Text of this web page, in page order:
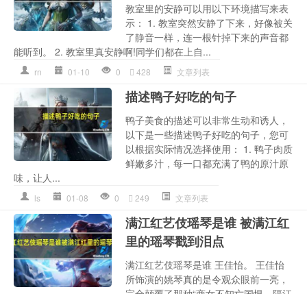
教室里的安静可以用以下环境描写来表
示： 1. 教室突然安静了下来，好像被关
了静音一样，连一根针掉下来的声音都
能听到。 2. 教室里真安静啊!同学们都在上自...
rn 01-10 0 428 文章列表
描述鸭子好吃的句子
鸭子美食的描述可以非常生动和诱人，
以下是一些描述鸭子好吃的句子，您可
以根据实际情况选择使用： 1. 鸭子肉质
鲜嫩多汁，每一口都充满了鸭的原汁原
味，让人...
ls 01-08 0 249 文章列表
满江红艺伎瑶琴是谁 被满江红
里的瑶琴戳到泪点
满江红艺伎瑶琴是谁 王佳怡。 王佳怡
所饰演的姚琴真的是令观众眼前一亮，